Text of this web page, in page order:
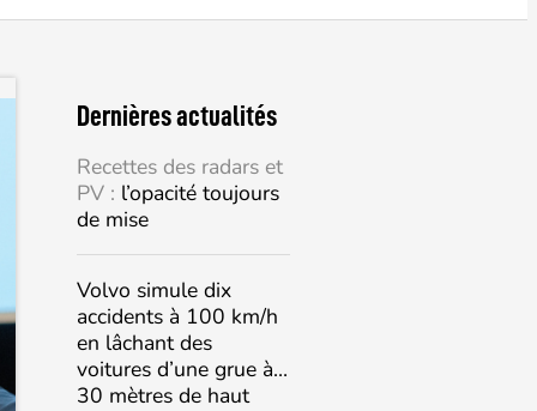
Dernières actualités
Recettes des radars et
PV : l’opacité toujours
de mise
Volvo simule dix
accidents à 100 km/h
en lâchant des
voitures d’une grue à…
30 mètres de haut